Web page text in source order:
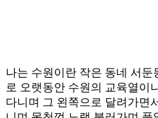
나는 수원이란 작은 동네 서
로 오랫동안 수원의 교육열이
다니며 그 왼쪽으로 달려가면